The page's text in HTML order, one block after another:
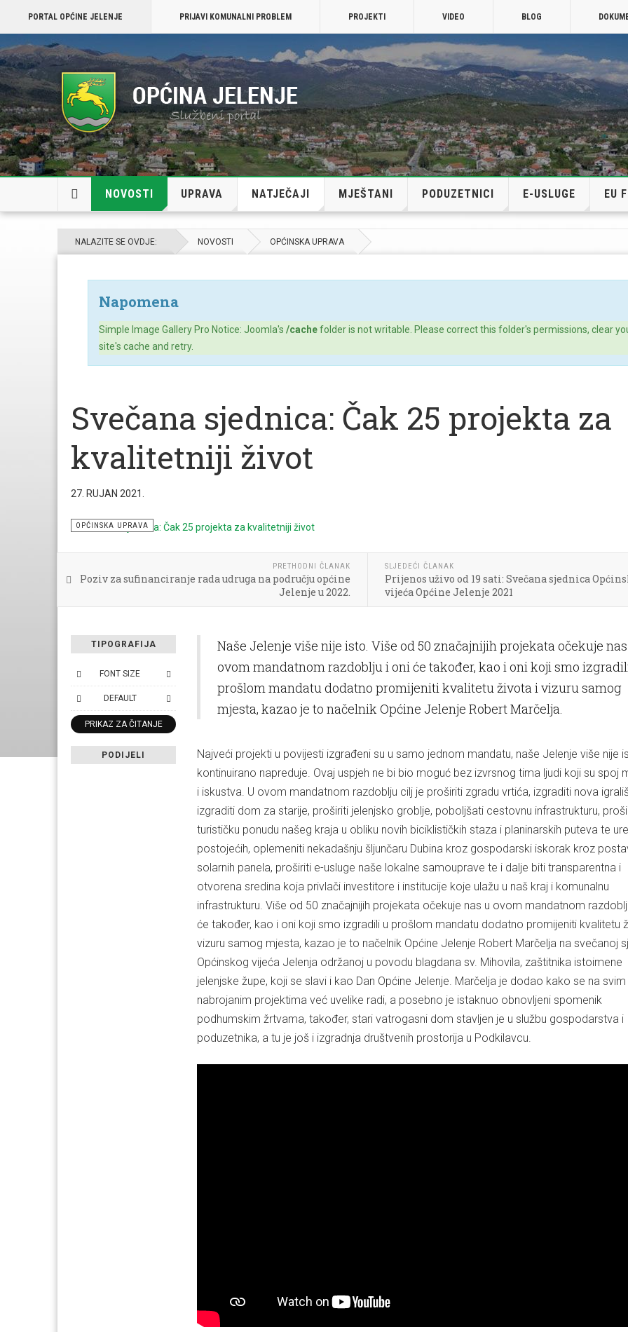
PORTAL OPĆINE JELENJE PRIJAVI KOMUNALNI PROBLEM PROJEKTI VIDEO BLOG
NOVOSTI UPRAVA NATJEČAJI MJEŠTANI PODUZETNICI E-USLUGE EU
NALAZITE SE OVDJE: NOVOSTI OPĆINSKA UPRAVA
Napomena
Simple Image Gallery Pro Notice: Joomla's /cachefolder is not writable. Please correct this folder's permissions, clear
site's cache and retry.
Svečana sjednica: Čak 25 projekta za
kvalitetniji život
27. RUJAN 2021.
OPĆINSKA UPRAVA
PRETHODNI ČLANAK
Poziv za sufinanciranje rada udruga na području općine
Jelenje u 2022.
SLJEDEĆI ČLANAK
Prijenos uživo od 19 sati: Svečana sjednica
vijeća Općine Jelenje 2021
TIPOGRAFIJA
FONT SIZE
DEFAULT
PRIKAZ ZA ČITANJE
PODIJELI
Naše Jelenje više nije isto. Više od 50 značajnijih projekata očekuje
ovom mandatnom razdoblju i oni će također, kao i oni koji smo
prošlom mandatu dodatno promijeniti kvalitetu života i vizuru samog
mjesta, kazao je to načelnik Općine Jelenje Robert Marčelja.
Najveći projekti u povijesti izgrađeni su u samo jednom mandatu, naše Jelenje više nije
kontinuirano napreduje. Ovaj uspjeh ne bi bio moguć bez izvrsnog tima ljudi koji su spoj
i iskustva. U ovom mandatnom razdoblju cilj je proširiti zgradu vrtića, izgraditi nova
izgraditi dom za starije, proširiti jelenjsko groblje, poboljšati cestovnu infrastrukturu,
turističku ponudu našeg kraja u obliku novih biciklističkih staza i planinarskih puteva te
postojećih, oplemeniti nekadašnju šljunčaru Dubina kroz gospodarski iskorak kroz
solarnih panela, proširiti e-usluge naše lokalne samouprave te i dalje biti transparentna i
otvorena sredina koja privlači investitore i institucije koje ulažu u naš kraj i komunalnu
infrastrukturu. Više od 50 značajnijih projekata očekuje nas u ovom mandatnom
će također, kao i oni koji smo izgradili u prošlom mandatu dodatno promijeniti kvalitetu
vizuru samog mjesta, kazao je to načelnik Općine Jelenje Robert Marčelja na svečanoj
Općinskog vijeća Jelenja održanoj u povodu blagdana sv. Mihovila, zaštitnika istoimene
jelenjske župe, koji se slavi i kao Dan Općine Jelenje. Marčelja je dodao kako se na svim
nabrojanim projektima već uvelike radi, a posebno je istaknuo obnovljeni spomenik
podhumskim žrtvama, također, stari vatrogasni dom stavljen je u službu gospodarstva i
poduzetnika, a tu je još i izgradnja društvenih prostorija u Podkilavcu.